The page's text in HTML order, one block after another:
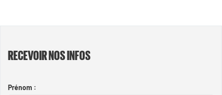
RECEVOIR NOS INFOS
Prénom :